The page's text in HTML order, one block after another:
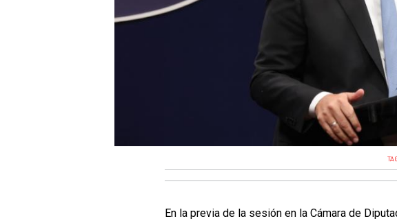
En la previa de la sesión en la Cámara de